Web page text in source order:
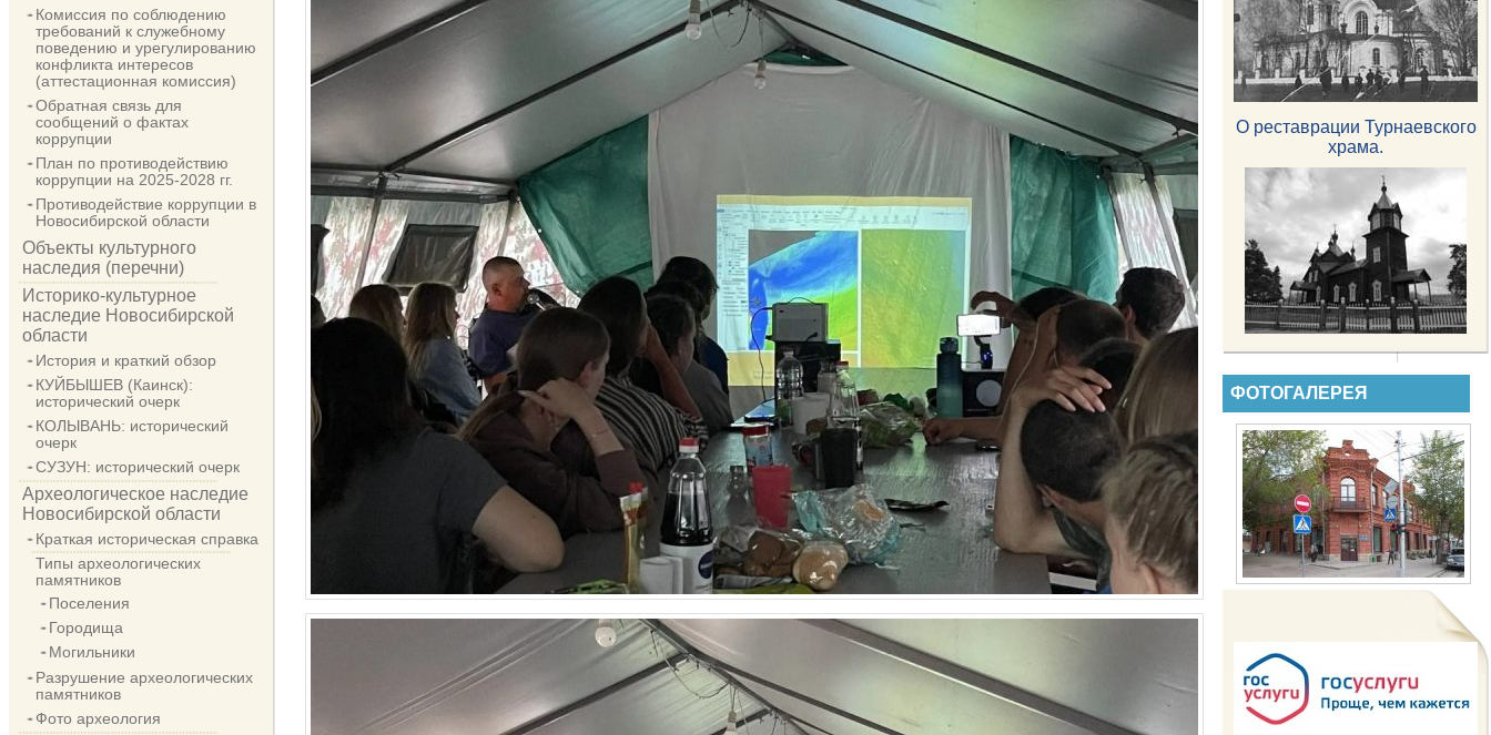
Комиссия по соблюдению
требований к служебному
поведению и урегулированию
конфликта интересов
(аттестационная комиссия)
Обратная связь для
сообщений о фактах
коррупции
План по противодействию
коррупции на 2025-2028 гг.
Противодействие коррупции в
Новосибирской области
Объекты культурного
наследия (перечни)
Историко-культурное
наследие Новосибирской
области
История и краткий обзор
КУЙБЫШЕВ (Каинск):
исторический очерк
КОЛЫВАНЬ: исторический
очерк
СУЗУН: исторический очерк
Археологическое наследие
Новосибирской области
Краткая историческая справка
Типы археологических
памятников
Поселения
Городища
Могильники
Разрушение археологических
памятников
Фото археология
О реставрации Турнаевского
храма.
ФОТОГАЛЕРЕЯ